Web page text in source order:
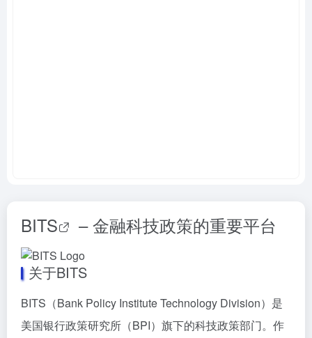
BITS – 金融科技政策的重要平台
关于BITS
BITS（Bank Policy Institute Technology Division）是
美国银行政策研究所（BPI）旗下的科技政策部门。作